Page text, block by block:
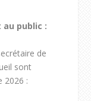
public :
de
sont
2026 :